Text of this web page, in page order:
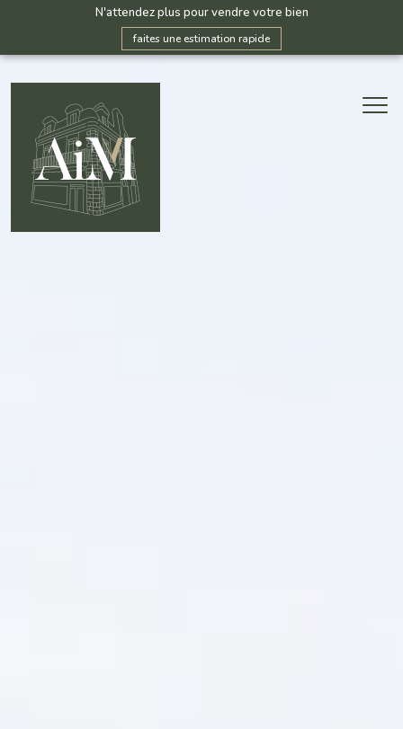
N'attendez plus pour vendre votre bien
faites une estimation rapide